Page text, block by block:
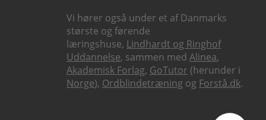
Vi hører også under et af Danmarks
største og førende
læringshuse, Lindhardt og Ringhof
Uddannelse, sammen med Alinea,
Akademisk Forlag, GoTutor (herunder i
Norge), Ordblindetræning og Forstå.dk.